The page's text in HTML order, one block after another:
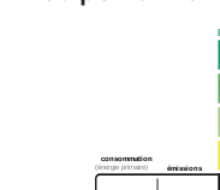
consommation
émissions
(énergie primaire)